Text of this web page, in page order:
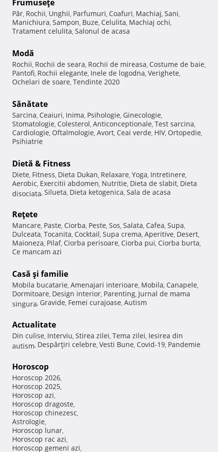
Frumuseţe
Păr, Rochii, Unghii, Parfumuri, Coafuri, Machiaj, Sani,
Manichiura, Sampon, Buze, Celulita, Machiaj ochi,
Tratament celulita, Salonul de acasa
Modă
Rochii, Rochii de seara, Rochii de mireasa, Costume de baie,
Pantofi, Rochii elegante, Inele de logodna, Verighete,
Ochelari de soare, Tendinte 2020
Sănătate
Sarcina, Ceaiuri, Inima, Psihologie, Ginecologie,
Stomatologie, Colesterol, Anticonceptionale, Test sarcina,
Cardiologie, Oftalmologie, Avort, Ceai verde, HIV, Ortopedie,
Psihiatrie
Dietă & Fitness
Diete, Fitness, Dieta Dukan, Relaxare, Yoga, Intretinere,
Aerobic, Exercitii abdomen, Nutritie, Dieta de slabit, Dieta
disociata, Silueta, Dieta ketogenica, Sala de acasa
Reţete
Mancare, Paste, Ciorba, Peste, Sos, Salata, Cafea, Supa,
Dulceata, Tocanita, Cocktail, Supa crema, Aperitive, Desert,
Maioneza, Pilaf, Ciorba perisoare, Ciorba pui, Ciorba burta,
Ce mancam azi
Casă şi familie
Mobila bucatarie, Amenajari interioare, Mobila, Canapele,
Dormitoare, Design interior, Parenting, Jurnal de mama
singura, Gravide, Femei curajoase, Autism
Actualitate
Din culise, Interviu, Stirea zilei, Tema zilei, Iesirea din
autism, Despărţiri celebre, Vesti Bune, Covid-19, Pandemie
Horoscop
Horoscop 2026,
Horoscop 2025,
Horoscop azi,
Horoscop dragoste,
Horoscop chinezesc,
Astrologie,
Horoscop lunar,
Horoscop rac azi,
Horoscop gemeni azi,